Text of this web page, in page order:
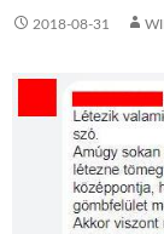
2018-08-31